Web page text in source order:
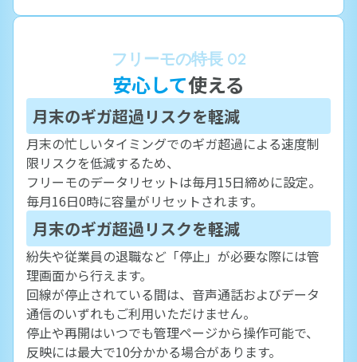
フリーモの特長 02
安心して使える
月末のギガ超過リスクを軽減
月末の忙しいタイミングでのギガ超過による速度制
限リスクを低減するため、
フリーモのデータリセットは毎月15日締めに設定。
毎月16日0時に容量がリセットされます。
月末のギガ超過リスクを軽減
紛失や従業員の退職など「停止」が必要な際には管
理画面から行えます。
回線が停止されている間は、音声通話およびデータ
通信のいずれもご利用いただけません。
停止や再開はいつでも管理ページから操作可能で、
反映には最大で10分かかる場合があります。